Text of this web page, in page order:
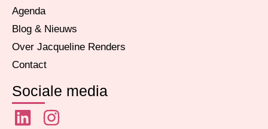
Agenda
Blog & Nieuws
Over Jacqueline Renders
Contact
Sociale media